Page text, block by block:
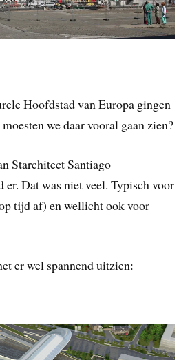
Hoofdstad van Europa gingen
we daar vooral gaan zien?
Starchitect Santiago
Dat was niet veel. Typisch voor
tijd af) en wellicht ook voor
er wel spannend uitzien: